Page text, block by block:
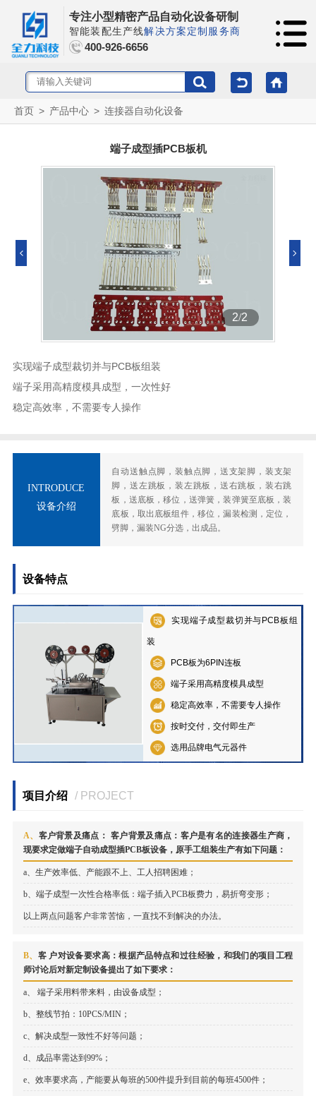
专注小型精密产品自动化设备研制
智能装配生产线解决方案定制服务商
400-926-6656
首页 > 产品中心 > 连接器自动化设备
端子成型插PCB板机
2/2
实现端子成型裁切并与PCB板组装
端子采用高精度模具成型，一次性好
稳定高效率，不需要专人操作
INTRODUCE
设备介绍
自动送触点脚，装触点脚，送支架脚，装支架
脚，送左跳板，装左跳板，送右跳板，装右跳
板，送底板，移位，送弹簧，装弹簧至底板，装
底板，取出底板组件，移位，漏装检测，定位，
劈脚，漏装NG分选，出成品。
设备特点
实现端子成型裁切并与PCB板组
装
PCB板为6PIN连板
端子采用高精度模具成型
稳定高效率，不需要专人操作
按时交付，交付即生产
选用品牌电气元器件
项目介绍 / PROJECT
A、 客户背景及痛点： 客户背景及痛点：客户是有名的连接器生产商，
现要求定做端子自动成型插PCB板设备，原手工组装生产有如下问题：
a、 生产效率低、产能跟不上、工人招聘困难；
b、 端子成型一次性合格率低：端子插入PCB板费力，易折弯变形；
以上两点问题客户非常苦恼，一直找不到解决的办法。
B、 客 户对设备要求高：根据产品特点和过往经验，和我们的项目工程
师讨论后对新定制设备提出了如下要求：
a、 端子采用料带来料，由设备成型；
b、 整线节拍：10PCS/MIN；
c、 解决成型一致性不好等问题；
d、成品率需达到99%；
e、 效率要求高，产能要从每班的500件提升到目前的每班4500件；